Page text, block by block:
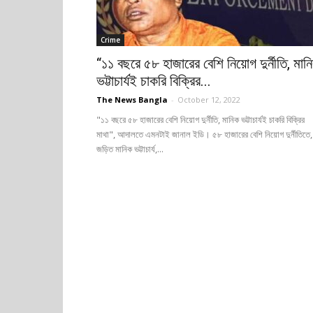
Crime
“১১ বছরে ৫৮ হাজারের বেশি নিয়োগ দুর্নীতি,
ভট্টাচার্যই চাকরি বিক্রির...
The News Bangla - October 12, 2022
"১১ বছরে ৫৮ হাজারের বেশি নিয়োগ দুর্নীতি, মানিক ভট্টাচার্যই চাকরি বিক্রির
মাথা", আদালতে এমনটাই জানাল ইডি। ৫৮ হাজারের বেশি নিয়োগ দুর্নীতিতে,
জড়িত মানিক ভট্টাচার্য,...